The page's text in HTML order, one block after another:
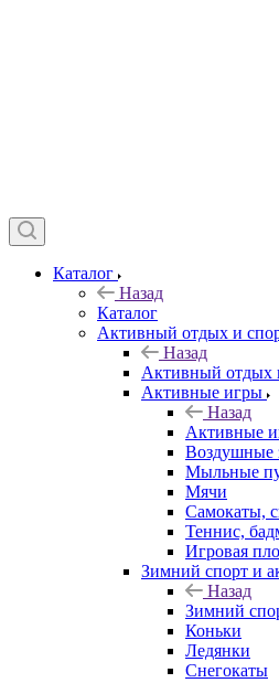
Каталог
Назад
Каталог
Активный отдых и
Назад
Активный отдых
Активные игры
Назад
Активные
Воздушные
Мыльные
Мячи
Самокаты,
Теннис,
Игровая
Зимний спорт и
Назад
Зимний
Коньки
Ледянки
Снегокаты